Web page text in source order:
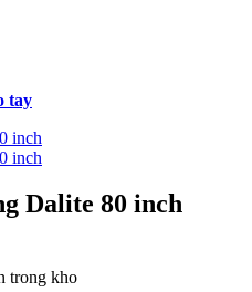
tay
Dalite 80 inch
trong kho